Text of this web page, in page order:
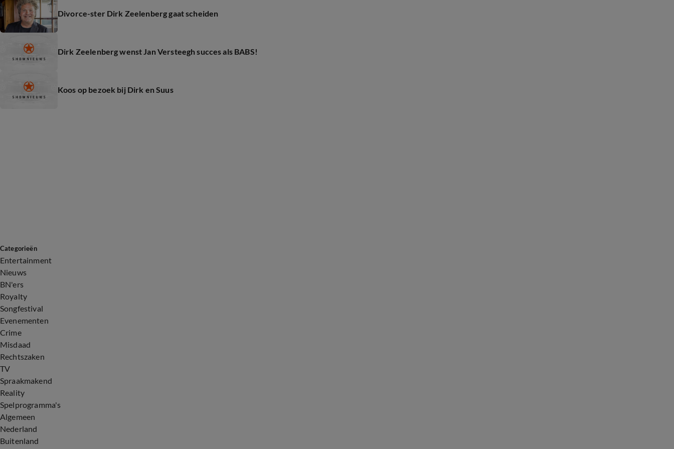
Divorce-ster Dirk Zeelenberg gaat scheiden
Dirk Zeelenberg wenst Jan Versteegh succes als BABS!
Koos op bezoek bij Dirk en Suus
Categorieën
Entertainment
Nieuws
BN'ers
Royalty
Songfestival
Evenementen
Crime
Misdaad
Rechtszaken
TV
Spraakmakend
Reality
Spelprogramma's
Algemeen
Nederland
Buitenland